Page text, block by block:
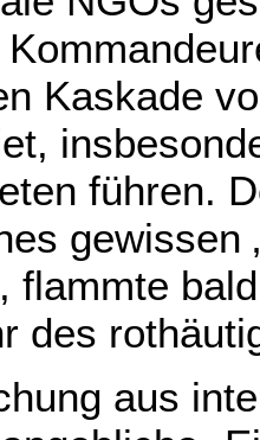
Kaskade
führen.
gewissen
flammte
des
aus